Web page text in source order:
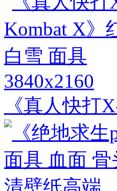
3840x2160
《真人快打